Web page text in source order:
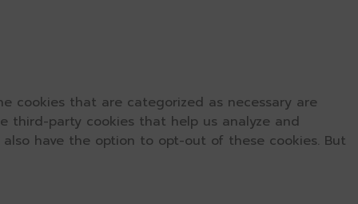
cookies that are categorized as necessary are
third-party cookies that help us analyze and
have the option to opt-out of these cookies. But